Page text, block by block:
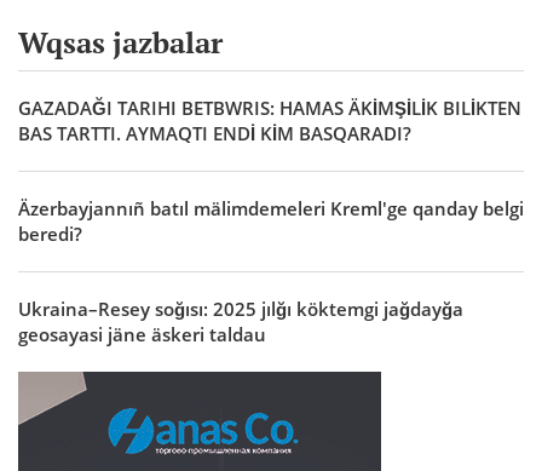
Wqsas jazbalar
GAZADAĞI TARIHI BETBWRIS: HAMAS ÄKİMŞİLİK BILİKTEN
BAS TARTTI. AYMAQTI ENDİ KİM BASQARADI?
Äzerbayjannıñ batıl mälimdemeleri Kreml'ge qanday belgi
beredi?
Ukraina–Resey soğısı: 2025 jılğı köktemgi jağdayğa
geosayasi jäne äskeri taldau